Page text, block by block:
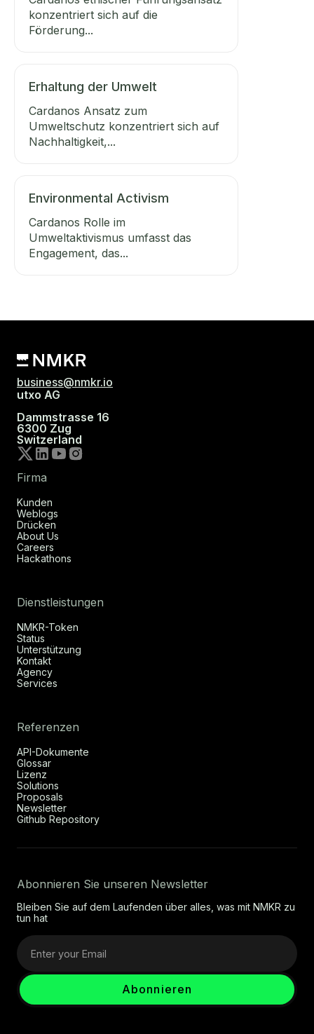
konzentriert sich auf die
Förderung...
Erhaltung der Umwelt
Cardanos Ansatz zum
Umweltschutz konzentriert sich auf
Nachhaltigkeit,...
Environmental Activism
Cardanos Rolle im
Umweltaktivismus umfasst das
Engagement, das...
business@nmkr.io
utxo AG
Dammstrasse 16
6300 Zug
Switzerland
Firma
Kunden
Weblogs
Drücken
About Us
Careers
Hackathons
Dienstleistungen
NMKR-Token
Status
Unterstützung
Kontakt
Agency
Services
Referenzen
API-Dokumente
Glossar
Lizenz
Solutions
Proposals
Newsletter
Github Repository
Abonnieren Sie unseren Newsletter
Bleiben Sie auf dem Laufenden über alles, was mit NMKR zu
tun hat